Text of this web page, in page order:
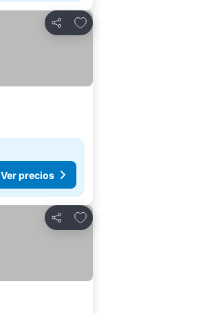
Compartir
Añadir a favoritos
Ver precios
Compartir
Añadir a favoritos